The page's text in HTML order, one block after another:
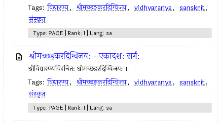
Tags: विद्यारण्य, श्रीमच्छङ्करदिग्विजय, vidhyaranya, sanskrit,
संस्कृत
Type: PAGE | Rank: 1 | Lang: sa
श्रीमच्छङ्करदिग्विजय: - एकादश: सर्ग:
श्रीविद्यारण्यविरचित: श्रीमच्छडरदिग्विजय: ॥
Tags: विद्यारण्य, श्रीमच्छङ्करदिग्विजय, vidhyaranya, sanskrit,
संस्कृत
Type: PAGE | Rank: 1 | Lang: sa